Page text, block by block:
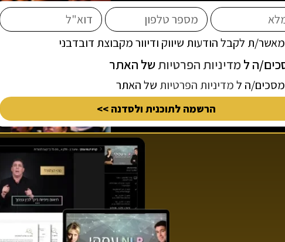
ת לקבל הודעות שיווק ודיוור מקבוצת דובדבני
ה למדיניות הפרטיותשל האתר
מסכים/ה למדיניות הפרטיות של האתר
הרשמה לתוכנית ולסדנה >>